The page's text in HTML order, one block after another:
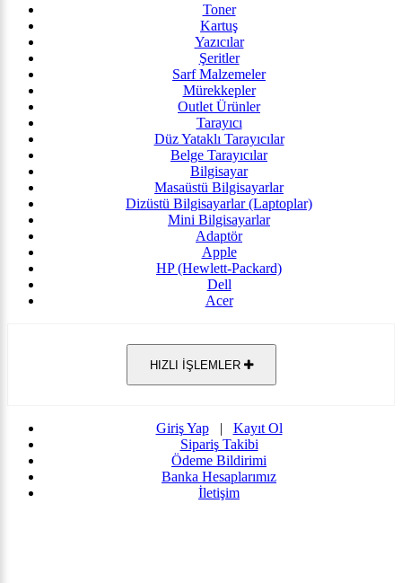
Toner
Kartuş
Yazıcılar
Şeritler
Sarf Malzemeler
Mürekkepler
Outlet Ürünler
Tarayıcı
Düz Yataklı Tarayıcılar
Belge Tarayıcılar
Bilgisayar
Masaüstü Bilgisayarlar
Dizüstü Bilgisayarlar (Laptoplar)
Mini Bilgisayarlar
Adaptör
Apple
HP (Hewlett-Packard)
Dell
Acer
HIZLI İŞLEMLER
Giriş Yap| Kayıt Ol
Sipariş Takibi
Ödeme Bildirimi
Banka Hesaplarımız
İletişim